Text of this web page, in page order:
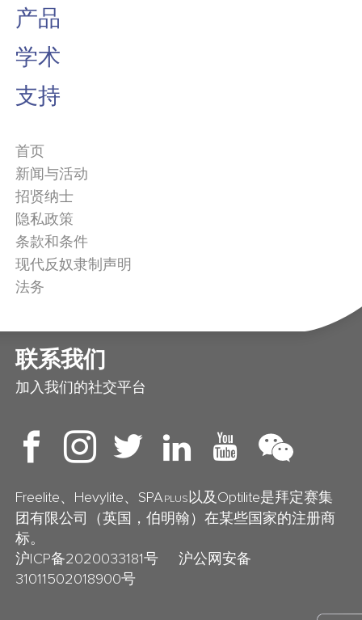
产品
学术
支持
首页
新闻与活动
招贤纳士
隐私政策
条款和条件
现代反奴隶制声明
法务
联系我们
加入我们的社交平台
Freelite、Hevylite、SPAPLUS 以及Optilite是拜定赛集
团有限公司（英国，伯明翰）在某些国家的注册商
标。
沪ICP备2020033181号 沪公网安备
31011502018900号